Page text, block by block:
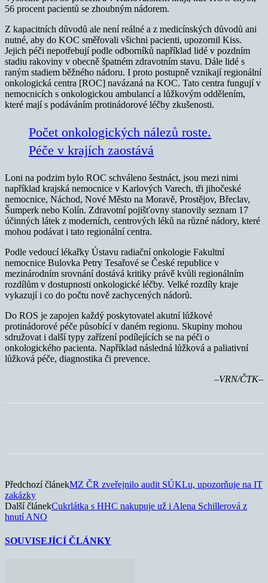
56 procent pacientů se zhoubným nádorem.
Z kapacitních důvodů ale není reálné a z medicínských důvodů ani
nutné, aby do KOC směřovali všichni pacienti, upozornil Kiss.
Jejich péči nepotřebují podle odborníků například lidé v pozdním
stadiu rakoviny v obecně špatném zdravotním stavu. Dále lidé s
raným stadiem běžného nádoru. I proto postupně vznikají regionální
onkologická centra [ROC] navázaná na KOC. Tato centra fungují v
nemocnicích s onkologickou ambulancí a lůžkovým oddělením,
které mají s podáváním protinádorové léčby zkušenosti.
Počet onkologických nálezů roste.
Péče v krajích zaostává
Loni na podzim bylo ROC schváleno šestnáct, jsou mezi nimi
například krajská nemocnice v Karlových Varech, tři jihočeské
nemocnice, Náchod, Nové Město na Moravě, Prostějov, Břeclav,
Šumperk nebo Kolín. Zdravotní pojišťovny stanovily seznam 17
účinných látek z moderních, centrových léků na různé nádory, které
mohou podávat i tato regionální centra.
Podle vedoucí lékařky Ústavu radiační onkologie Fakultní
nemocnice Bulovka Petry Tesařové se České republice v
mezinárodním srovnání dostává kritiky právě kvůli regionálním
rozdílům v dostupnosti onkologické léčby. Velké rozdíly kraje
vykazují i co do počtu nově zachycených nádorů.
Do ROS je zapojen každý poskytovatel akutní lůžkové
protinádorové péče působící v daném regionu. Skupiny mohou
sdružovat i další typy zařízení podílejících se na péči o
onkologického pacienta. Například následná lůžková a paliativní
lůžková péče, diagnostika či prevence.
–VRN/ČTK–
Předchozí článekMZ ČR zveřejnilo audit SÚKLu, upozorňuje na IT
zakázky
Další článekCukrlátka s HHC nakupuje už i Alena Schillerová z
hnutí ANO
SOUVISEJÍCÍ ČLÁNKY